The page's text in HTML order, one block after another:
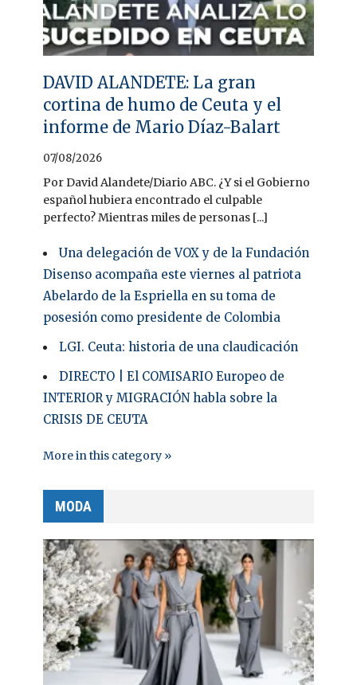
DAVID ALANDETE: La gran
cortina de humo de Ceuta y el
informe de Mario Díaz-Balart
07/08/2026
Por David Alandete/Diario ABC. ¿Y si el Gobierno
español hubiera encontrado el culpable
perfecto? Mientras miles de personas [...]
Una delegación de VOX y de la Fundación
Disenso acompaña este viernes al patriota
Abelardo de la Espriella en su toma de
posesión como presidente de Colombia
LGI. Ceuta: historia de una claudicación
DIRECTO | El COMISARIO Europeo de
INTERIOR y MIGRACIÓN habla sobre la
CRISIS DE CEUTA
More in this category »
MODA